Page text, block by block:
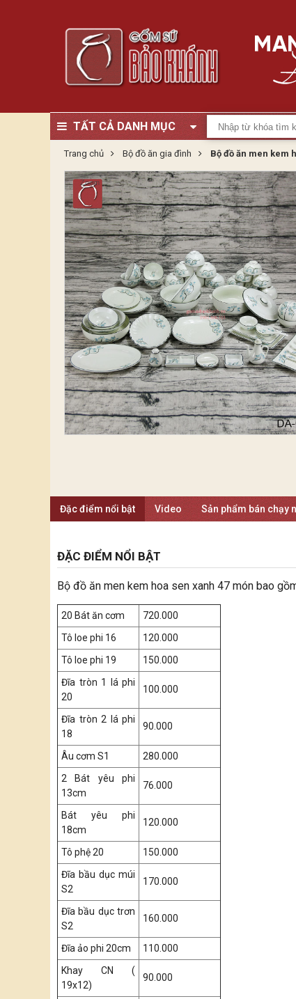
TẤT CẢ DANH MỤC
Trang chủ Bộ đồ ăn gia đình Bộ đồ ăn men kem
Zoom
Đặc điểm nổi bật Video Sản phẩm bán chạy
ĐẶC ĐIỂM NỔI BẬT
Bộ đồ ăn men kem hoa sen xanh 47 món bao
20 Bát ăn cơm
720.000
Tô loe phi 16
120.000
Tô loe phi 19
150.000
Đĩa tròn 1 lá phi
20
100.000
Đĩa tròn 2 lá phi
18
90.000
Âu cơm S1
280.000
2 Bát yêu phi
13cm
76.000
Bát yêu phi
18cm
120.000
Tô phệ 20
150.000
Đĩa bầu dục múi
S2
170.000
Đĩa bầu dục trơn
S2
160.000
Đĩa ảo phi 20cm
110.000
Khay CN (
19x12)
90.000